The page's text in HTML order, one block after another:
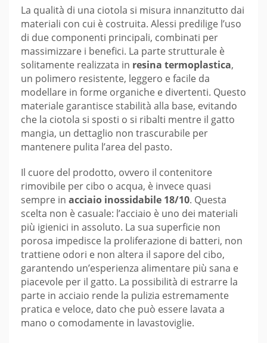
La qualità di una ciotola si misura innanzitutto dai
materiali con cui è costruita. Alessi predilige l’uso
di due componenti principali, combinati per
massimizzare i benefici. La parte strutturale è
solitamente realizzata in resina termoplastica,
un polimero resistente, leggero e facile da
modellare in forme organiche e divertenti. Questo
materiale garantisce stabilità alla base, evitando
che la ciotola si sposti o si ribalti mentre il gatto
mangia, un dettaglio non trascurabile per
mantenere pulita l’area del pasto.
Il cuore del prodotto, ovvero il contenitore
rimovibile per cibo o acqua, è invece quasi
sempre in acciaio inossidabile 18/10. Questa
scelta non è casuale: l’acciaio è uno dei materiali
più igienici in assoluto. La sua superficie non
porosa impedisce la proliferazione di batteri, non
trattiene odori e non altera il sapore del cibo,
garantendo un’esperienza alimentare più sana e
piacevole per il gatto. La possibilità di estrarre la
parte in acciaio rende la pulizia estremamente
pratica e veloce, dato che può essere lavata a
mano o comodamente in lavastoviglie.